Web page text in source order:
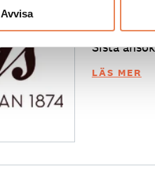
Avvisa
Sista
LÄS MER